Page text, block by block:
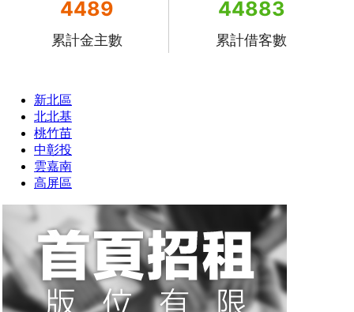
4489
累計金主數
44883
累計借客數